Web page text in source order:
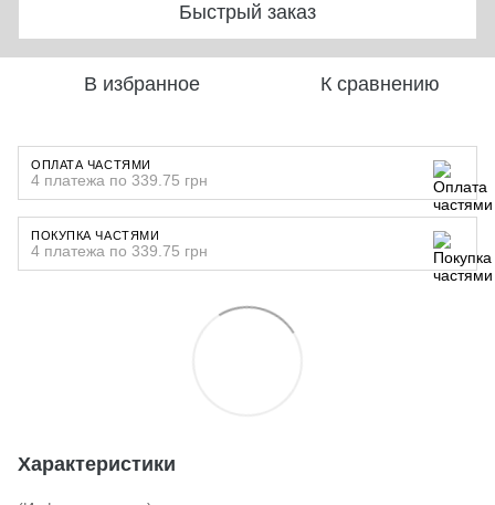
Быстрый заказ
В избранное К сравнению
ОПЛАТА ЧАСТЯМИ
4 платежа по 339.75 грн
ПОКУПКА ЧАСТЯМИ
4 платежа по 339.75 грн
Характеристики